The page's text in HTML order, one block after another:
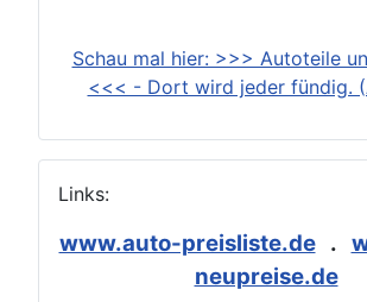
Schau mal hier: >>> Autoteile
<<< - Dort wird jeder fündig.
Links:
www.auto-preisliste.de.
neupreise.de